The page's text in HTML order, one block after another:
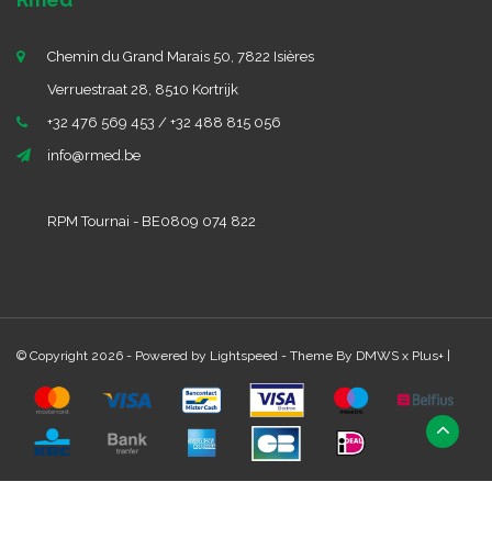
Chemin du Grand Marais 50, 7822 Isières
Verruestraat 28, 8510 Kortrijk
+32 476 569 453 / +32 488 815 056
info@rmed.be
RPM Tournai - BE0809 074 822
© Copyright 2026 - Powered by Lightspeed - Theme By DMWS x Plus+